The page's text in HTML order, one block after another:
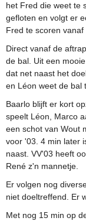
het Fred die weet te
gefloten en volgt er
Fred te scoren vanaf
Direct vanaf de
de bal. Uit een
dat net naast het
en Léon weet de bal
Baarlo blijft er kort
speelt Léon, Marco
een schot van Wout
voor '03. 4 min later
naast. VV'03 heeft
René z'n mannetje.
Er volgen nog
niet doeltreffend. Er
Met nog 15 min op